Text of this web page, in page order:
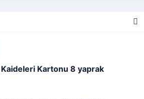
Kartonu 8 yaprak